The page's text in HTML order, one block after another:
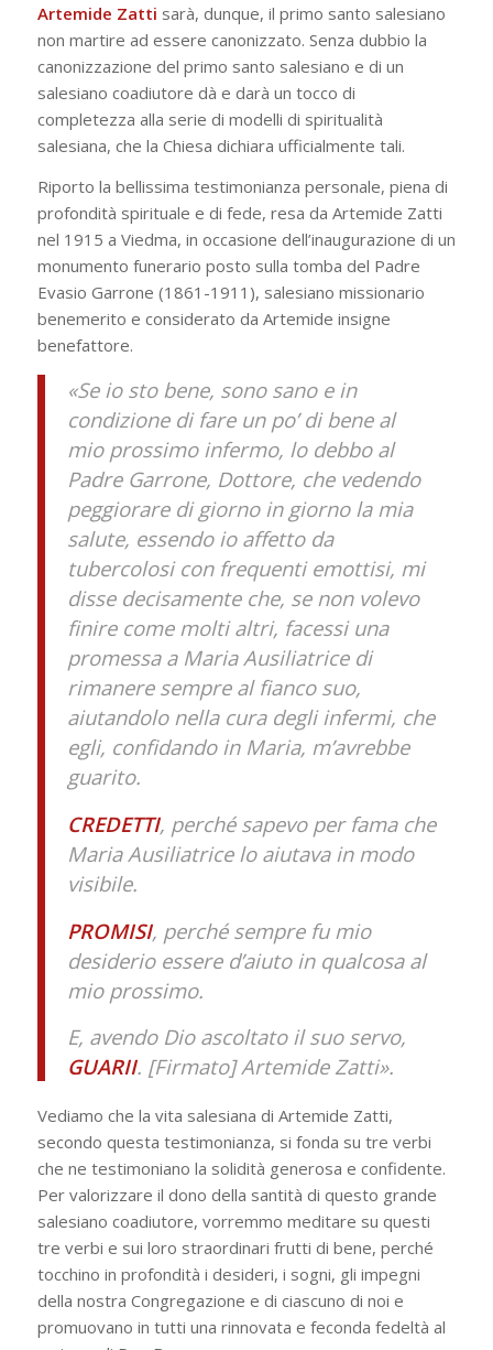
Artemide Zatti sarà, dunque, il primo santo salesiano
non martire ad essere canonizzato. Senza dubbio la
canonizzazione del primo santo salesiano e di un
salesiano coadiutore dà e darà un tocco di
completezza alla serie di modelli di spiritualità
salesiana, che la Chiesa dichiara ufficialmente tali.
Riporto la bellissima testimonianza personale, piena di
profondità spirituale e di fede, resa da Artemide Zatti
nel 1915 a Viedma, in occasione dell’inaugurazione di un
monumento funerario posto sulla tomba del Padre
Evasio Garrone (1861-1911), salesiano missionario
benemerito e considerato da Artemide insigne
benefattore.
«Se io sto bene, sono sano e in
condizione di fare un po’ di bene al
mio prossimo infermo, lo debbo al
Padre Garrone, Dottore, che vedendo
peggiorare di giorno in giorno la mia
salute, essendo io affetto da
tubercolosi con frequenti emottisi, mi
disse decisamente che, se non volevo
finire come molti altri, facessi una
promessa a Maria Ausiliatrice di
rimanere sempre al fianco suo,
aiutandolo nella cura degli infermi, che
egli, confidando in Maria, m’avrebbe
guarito.
CREDETTI, perché sapevo per fama che
Maria Ausiliatrice lo aiutava in modo
visibile.
PROMISI, perché sempre fu mio
desiderio essere d’aiuto in qualcosa al
mio prossimo.
E, avendo Dio ascoltato il suo servo,
GUARII. [Firmato] Artemide Zatti».
Vediamo che la vita salesiana di Artemide Zatti,
secondo questa testimonianza, si fonda su tre verbi
che ne testimoniano la solidità generosa e confidente.
Per valorizzare il dono della santità di questo grande
salesiano coadiutore, vorremmo meditare su questi
tre verbi e sui loro straordinari frutti di bene, perché
tocchino in profondità i desideri, i sogni, gli impegni
della nostra Congregazione e di ciascuno di noi e
promuovano in tutti una rinnovata e feconda fedeltà al